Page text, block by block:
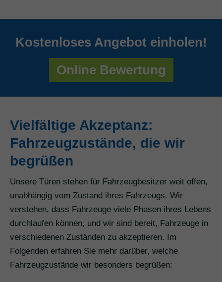
Kostenloses Angebot einholen!
Online Bewertung
Vielfältige Akzeptanz:
Fahrzeugzustände, die wir
begrüßen
Unsere Türen stehen für Fahrzeugbesitzer weit offen,
unabhängig vom Zustand ihres Fahrzeugs. Wir
verstehen, dass Fahrzeuge viele Phasen ihres Lebens
durchlaufen können, und wir sind bereit, Fahrzeuge in
verschiedenen Zuständen zu akzeptieren. Im
Folgenden erfahren Sie mehr darüber, welche
Fahrzeugzustände wir besonders begrüßen: